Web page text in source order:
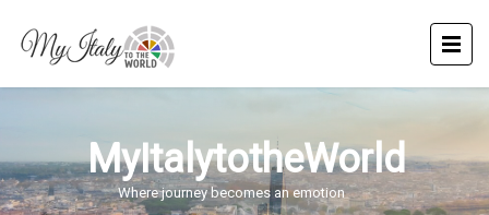
MyItalytotheWorld
Where journey becomes an emotion